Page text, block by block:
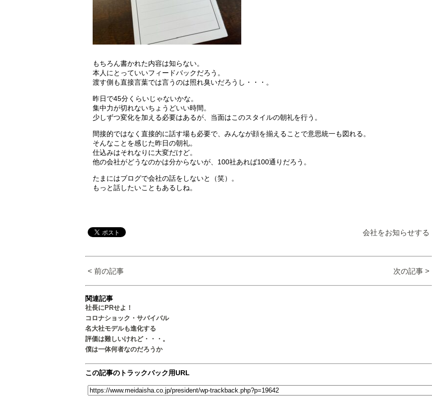
もちろん書かれた内容は知らない。
本人にとっていいフィードバックだろう。
渡す側も直接言葉では言うのは照れ臭いだろうし・・・。
昨日で45分くらいじゃないかな。
集中力が切れないちょうどいい時間。
少しずつ変化を加える必要はあるが、当面はこのスタイルの朝礼を行う。
間接的ではなく直接的に話す場も必要で、みんなが顔を揃えることで意思統一も図れる。
そんなことを感じた昨日の朝礼。
仕込みはそれなりに大変だけど。
他の会社がどうなのかは分からないが、100社あれば100通りだろう。
たまにはブログで会社の話をしないと（笑）。
もっと話したいこともあるしね。
会社をお知らせする
< 前の記事 次の記事 >
関連記事
社長にPRせよ！
コロナショック・サバイバル
名大社モデルも進化する
評価は難しいけれど・・・。
僕は一体何者なのだろうか
この記事のトラックバック用URL